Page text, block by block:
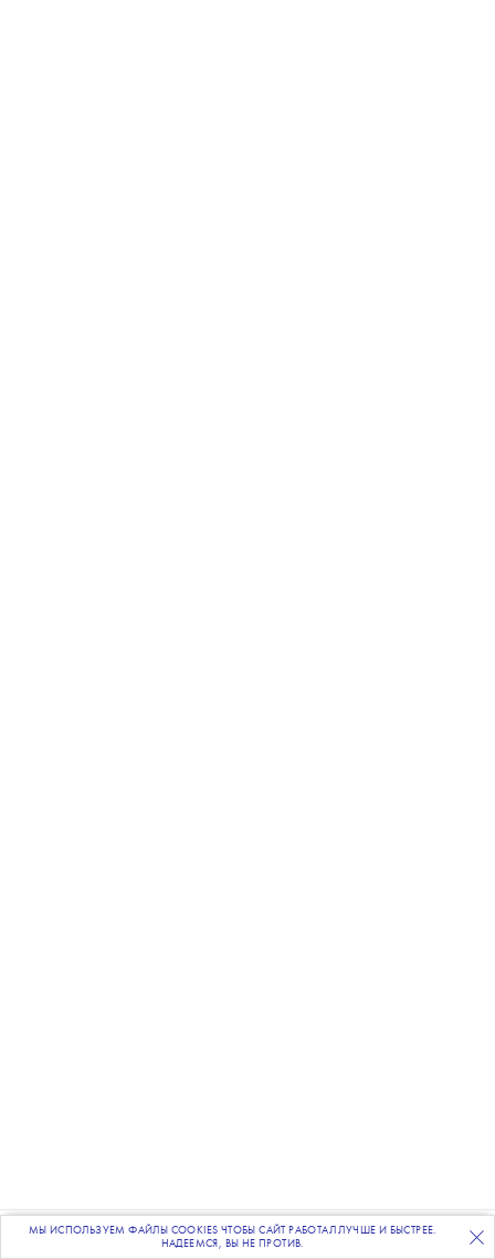
ПОДПИСЫВАЙТЕСЬНА НАШУ ВЕЧЕРНЮЮ РАССЫЛКУ
МЫ ИСПОЛЬЗУЕМ ФАЙЛЫ COOKIES ЧТОБЫ САЙТ РАБОТАЛ ЛУЧШЕ И БЫСТРЕЕ.
НАДЕЕМСЯ, ВЫ НЕ ПРОТИВ.